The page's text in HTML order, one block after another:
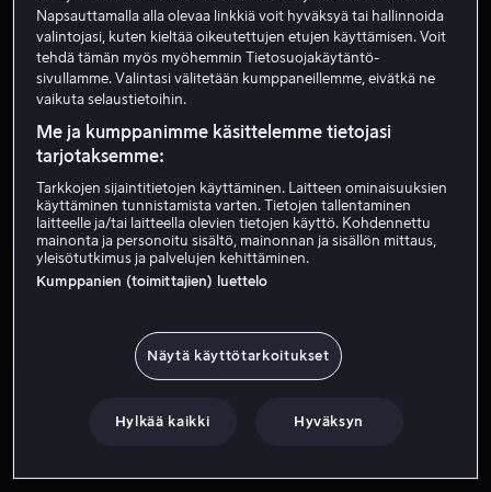
Katharine Houghton
Napsauttamalla alla olevaa linkkiä voit hyväksyä tai hallinnoida
valintojasi, kuten kieltää oikeutettujen etujen käyttämisen. Voit
tehdä tämän myös myöhemmin Tietosuojakäytäntö-
sivullamme. Valintasi välitetään kumppaneillemme, eivätkä ne
vaikuta selaustietoihin.
Me ja kumppanimme käsittelemme tietojasi
tarjotaksemme:
Tarkkojen sijaintitietojen käyttäminen. Laitteen ominaisuuksien
käyttäminen tunnistamista varten. Tietojen tallentaminen
laitteelle ja/tai laitteella olevien tietojen käyttö. Kohdennettu
mainonta ja personoitu sisältö, mainonnan ja sisällön mittaus,
yleisötutkimus ja palvelujen kehittäminen.
Kumppanien (toimittajien) luettelo
Näytä käyttötarkoitukset
Hylkää kaikki Hyväksyn